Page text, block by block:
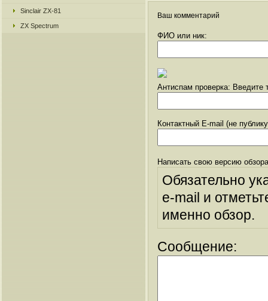
Sinclair ZX-81
ZX Spectrum
Ваш комментарий
ФИО или ник:
Антиспам проверка: Введите
Контактный E-mail (не
Написать свою версию
Обязательно
e-mail и
именно обзор.
Сообщение: